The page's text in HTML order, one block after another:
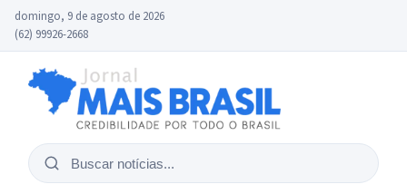
domingo, 9 de agosto de 2026
(62) 99926-2668
Buscar